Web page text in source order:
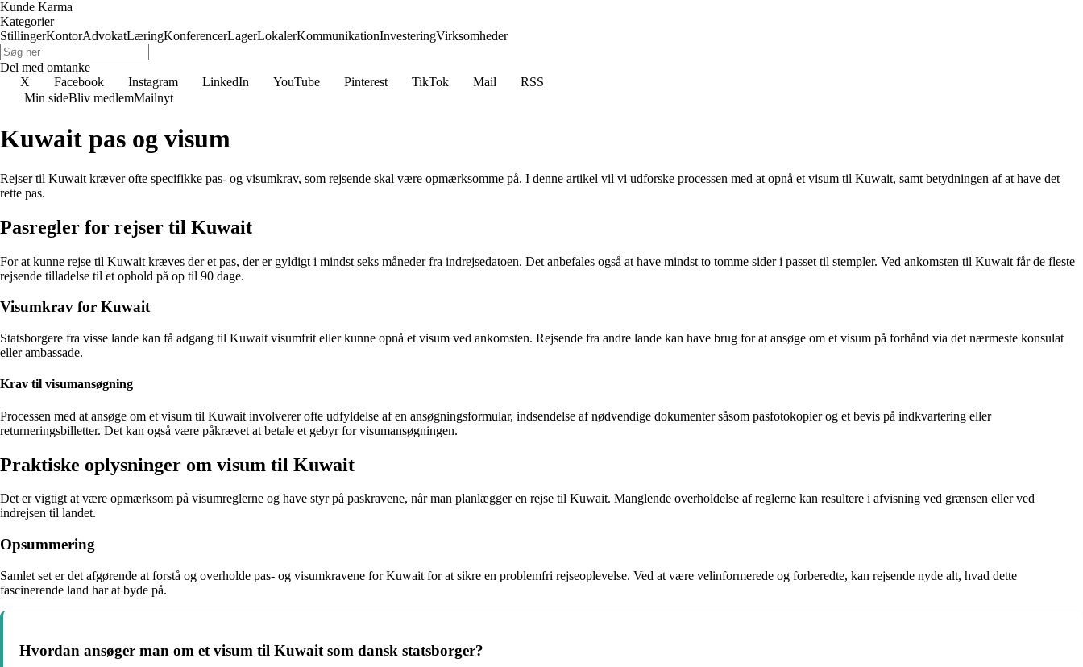
Kunde Karma
Kategorier
StillingerKontorAdvokatLæringKonferencerLagerLokalerKommunikationInvesteringVirksomheder
Del med omtanke
X
Facebook Instagram LinkedIn YouTube Pinterest TikTok Mail
RSS
Min sideBliv medlemMailnyt
Kuwait pas og visum
Rejser til Kuwait kræver ofte specifikke pas- og visumkrav, som rejsende skal være opmærksomme på. I denne artikel vil vi udforske processen med at opnå et visum til Kuwait, samt betydningen af at have det
rette pas.
Pasregler for rejser til Kuwait
For at kunne rejse til Kuwait kræves der et pas, der er gyldigt i mindst seks måneder fra indrejsedatoen. Det anbefales også at have mindst to tomme sider i passet til stempler. Ved ankomsten til Kuwait får de fleste
rejsende tilladelse til et ophold på op til 90 dage.
Visumkrav for Kuwait
Statsborgere fra visse lande kan få adgang til Kuwait visumfrit eller kunne opnå et visum ved ankomsten. Rejsende fra andre lande kan have brug for at ansøge om et visum på forhånd via det nærmeste konsulat
eller ambassade.
Krav til visumansøgning
Processen med at ansøge om et visum til Kuwait involverer ofte udfyldelse af en ansøgningsformular, indsendelse af nødvendige dokumenter såsom pasfotokopier og et bevis på indkvartering eller
returneringsbilletter. Det kan også være påkrævet at betale et gebyr for visumansøgningen.
Praktiske oplysninger om visum til Kuwait
Det er vigtigt at være opmærksom på visumreglerne og have styr på paskravene, når man planlægger en rejse til Kuwait. Manglende overholdelse af reglerne kan resultere i afvisning ved grænsen eller ved
indrejsen til landet.
Opsummering
Samlet set er det afgørende at forstå og overholde pas- og visumkravene for Kuwait for at sikre en problemfri rejseoplevelse. Ved at være velinformerede og forberedte, kan rejsende nyde alt, hvad dette
fascinerende land har at byde på.
Hvordan ansøger man om et visum til Kuwait som dansk statsborger?